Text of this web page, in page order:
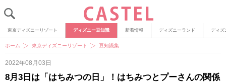
東京ディズニーリゾート ディズニー豆知識 新着情報 ディズニーランド ディズ
ホーム 東京ディズニーリゾート 豆知識集
2022年08月03日
8月3日は「はちみつの日」！はちみつとプーさんの関係